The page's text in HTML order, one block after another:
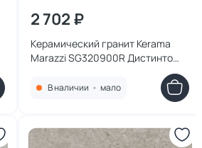
2 702 ₽
Керамический гранит Kerama
Marazzi SG320900R Дистинто
В наличии • мало